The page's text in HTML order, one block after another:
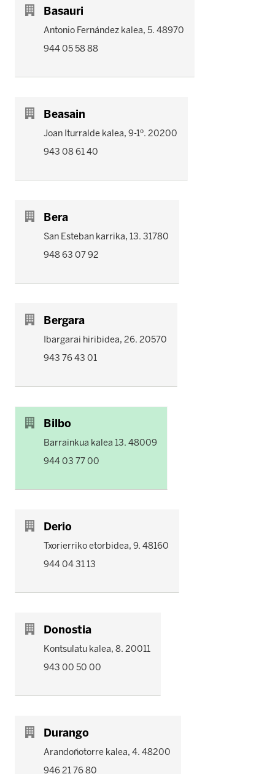
Basauri
Antonio Fernández kalea, 5. 48970
944 05 58 88
Beasain
Joan Iturralde kalea, 9-1º. 20200
943 08 61 40
Bera
San Esteban karrika, 13. 31780
948 63 07 92
Bergara
Ibargarai hiribidea, 26. 20570
943 76 43 01
Bilbo
Barrainkua kalea 13. 48009
944 03 77 00
Derio
Txorierriko etorbidea, 9. 48160
944 04 31 13
Donostia
Kontsulatu kalea, 8. 20011
943 00 50 00
Durango
Arandoñotorre kalea, 4. 48200
946 21 76 80